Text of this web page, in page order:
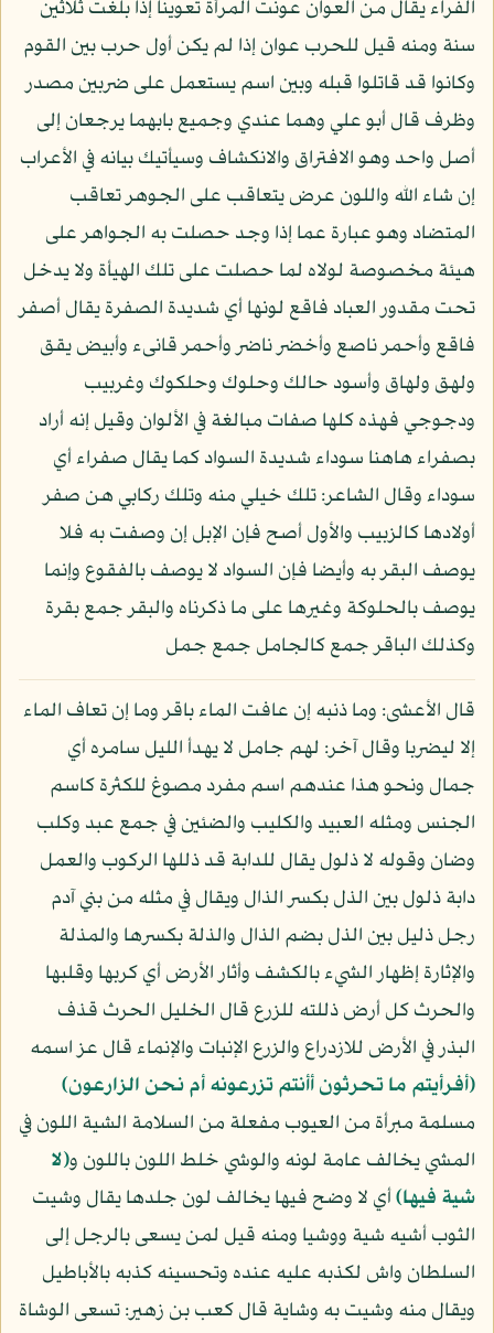
الفراء يقال من العوان عونت المرأة تعوينا إذا بلغت ثلاثين
سنة ومنه قيل للحرب عوان إذا لم يكن أول حرب بين القوم
وكانوا قد قاتلوا قبله وبين اسم يستعمل على ضربين مصدر
وظرف قال أبو علي وهما عندي وجميع بابهما يرجعان إلى
أصل واحد وهو الافتراق والانكشاف وسيأتيك بيانه في الأعراب
إن شاء الله واللون عرض يتعاقب على الجوهر تعاقب
المتضاد وهو عبارة عما إذا وجد حصلت به الجواهر على
هيئة مخصوصة لولاه لما حصلت على تلك الهيأة ولا يدخل
تحت مقدور العباد فاقع لونها أي شديدة الصفرة يقال أصفر
فاقع وأحمر ناصع وأخضر ناضر وأحمر قانىء وأبيض يقق
ولهق ولهاق وأسود حالك وحلوك وحلكوك وغربيب
ودجوجي فهذه كلها صفات مبالغة في الألوان وقيل إنه أراد
بصفراء هاهنا سوداء شديدة السواد كما يقال صفراء أي
سوداء وقال الشاعر: تلك خيلي منه وتلك ركابي هن صفر
أولادها كالزبيب والأول أصح فإن الإبل إن وصفت به فلا
يوصف البقر به وأيضا فإن السواد لا يوصف بالفقوع وإنما
يوصف بالحلوكة وغيرها على ما ذكرناه والبقر جمع بقرة
وكذلك الباقر جمع كالجامل جمع جمل
قال الأعشى: وما ذنبه إن عافت الماء باقر وما إن تعاف الماء
إلا ليضربا وقال آخر: لهم جامل لا يهدأ الليل سامره أي
جمال ونحو هذا عندهم اسم مفرد مصوغ للكثرة كاسم
الجنس ومثله العبيد والكليب والضئين في جمع عبد وكلب
وضان وقوله لا ذلول يقال للدابة قد ذللها الركوب والعمل
دابة ذلول بين الذل بكسر الذال ويقال في مثله من بني آدم
رجل ذليل بين الذل بضم الذال والذلة بكسرها والمذلة
والإثارة إظهار الشيء بالكشف وأثار الأرض أي كربها وقلبها
والحرث كل أرض ذللته للزرع قال الخليل الحرث قذف
البذر في الأرض للازدراع والزرع الإنبات والإنماء قال عز اسمه
﴿أفرأيتم ما تحرثون أأنتم تزرعونه أم نحن الزارعون﴾
مسلمة مبرأة من العيوب مفعلة من السلامة الشية اللون في
المشي يخالف عامة لونه والوشي خلط اللون باللون و﴿لا
شية فيها﴾أي لا وضح فيها يخالف لون جلدها يقال وشيت
الثوب أشيه شية ووشيا ومنه قيل لمن يسعى بالرجل إلى
السلطان واش لكذبه عليه عنده وتحسينه كذبه بالأباطيل
ويقال منه وشيت به وشاية قال كعب بن زهير: تسعى الوشاة